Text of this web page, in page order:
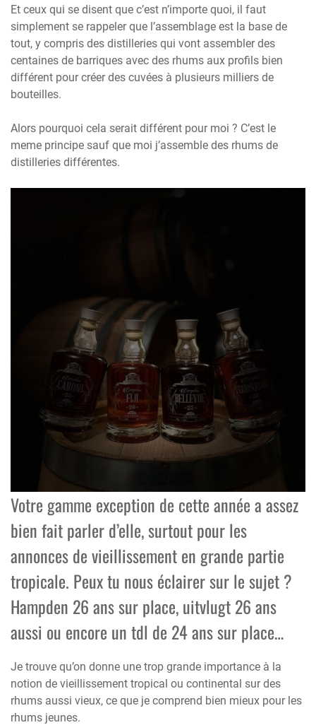
Et ceux qui se disent que c’est n’importe quoi, il faut
simplement se rappeler que l’assemblage est la base de
tout, y compris des distilleries qui vont assembler des
centaines de barriques avec des rhums aux profils bien
différent pour créer des cuvées à plusieurs milliers de
bouteilles.
Alors pourquoi cela serait différent pour moi ? C’est le
meme principe sauf que moi j’assemble des rhums de
distilleries différentes.
Votre gamme exception de cette année a assez
bien fait parler d’elle, surtout pour les
annonces de vieillissement en grande partie
tropicale. Peux tu nous éclairer sur le sujet ?
Hampden 26 ans sur place, uitvlugt 26 ans
aussi ou encore un tdl de 24 ans sur place…
Je trouve qu’on donne une trop grande importance à la
notion de vieillissement tropical ou continental sur des
rhums aussi vieux, ce que je comprend bien mieux pour les
rhums jeunes.